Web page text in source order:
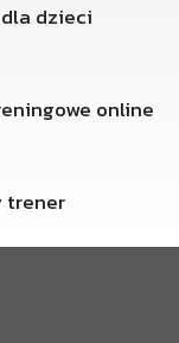
dzieci
online
trener